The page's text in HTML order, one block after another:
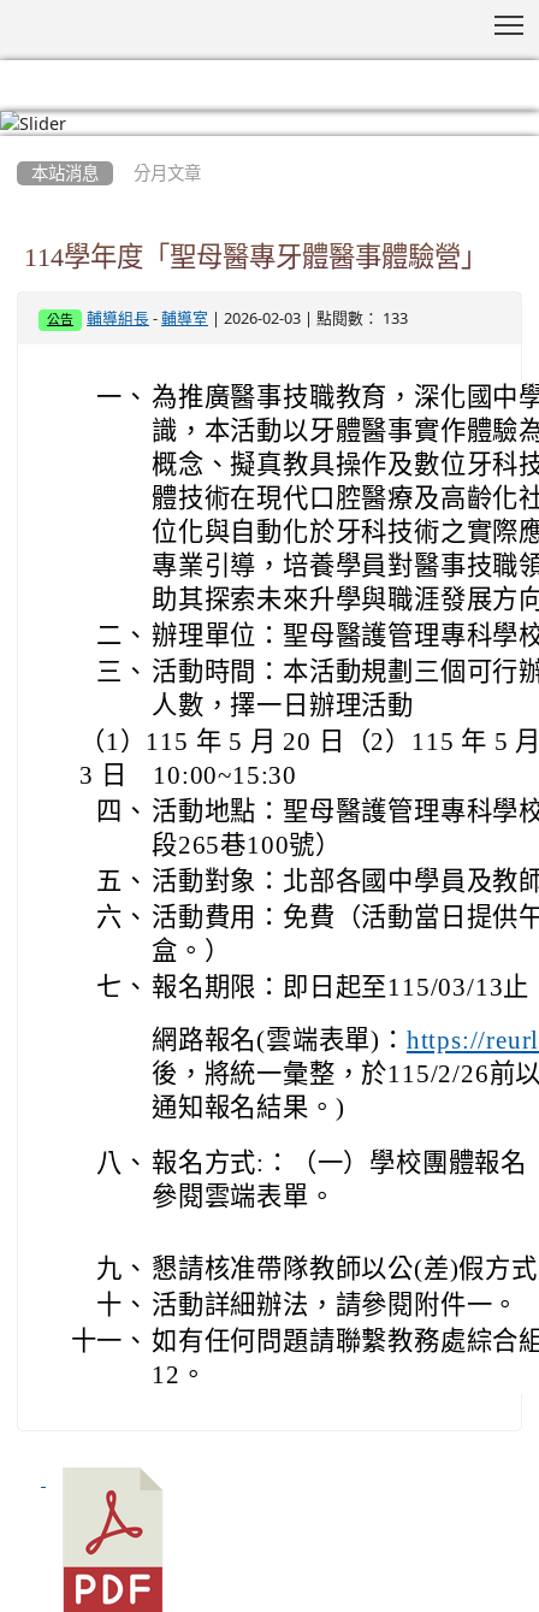
本站消息 分月文章
114學年度「聖母醫專牙體醫事體驗營」
公告 輔導組長 -輔導室 | 2026-02-03 | 點閱數： 133
一、 為推廣醫事技職教育，深化國中
識，本活動以牙體醫事實作體驗
概念、擬真教具操作及數位牙科
體技術在現代口腔醫療及高齡化
位化與自動化於牙科技術之實際
專業引導，培養學員對醫事技職
助其探索未來升學與職涯發展方
二、 辦理單位：聖母醫護管理專科學
三、 活動時間：本活動規劃三個可行
人數，擇一日辦理活動
（1）115 年 5 月 20 日（2）115 年 5
3 日 10:00~15:30
四、 活動地點：聖母醫護管理專科學
段265巷100號）
五、 活動對象：北部各國中學員及教
六、 活動費用：免費（活動當日提供
盒。）
七、 報名期限：即日起至115/03/13
網路報名(雲端表單)： https://
後，將統一彙整，於115/2/26前
通知報名結果。)
八、 報名方式:：（一）學校團體報名
參閱雲端表單。
九、 懇請核准帶隊教師以公(差)假方
十、 活動詳細辦法，請參閱附件一。
十一、 如有任何問題請聯繫教務處綜合
12。